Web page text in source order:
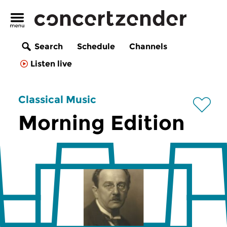
Search Schedule
Channels
Listen live
Classical Music
Morning Edition